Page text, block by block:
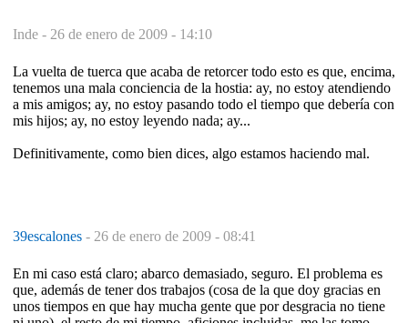
Inde - 26 de enero de 2009 - 14:10
La vuelta de tuerca que acaba de retorcer todo esto es que, encima,
tenemos una mala conciencia de la hostia: ay, no estoy atendiendo
a mis amigos; ay, no estoy pasando todo el tiempo que debería con
mis hijos; ay, no estoy leyendo nada; ay...
Definitivamente, como bien dices, algo estamos haciendo mal.
39escalones - 26 de enero de 2009 - 08:41
En mi caso está claro; abarco demasiado, seguro. El problema es
que, además de tener dos trabajos (cosa de la que doy gracias en
unos tiempos en que hay mucha gente que por desgracia no tiene